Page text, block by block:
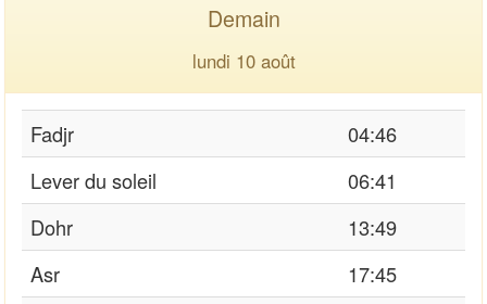
Demain
lundi 10 août
Fadjr
04:46
Lever du soleil
06:41
Dohr
13:49
Asr
17:45